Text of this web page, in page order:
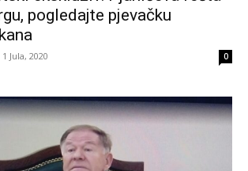
pogledajte pjevačku
1 Jula, 2020 0